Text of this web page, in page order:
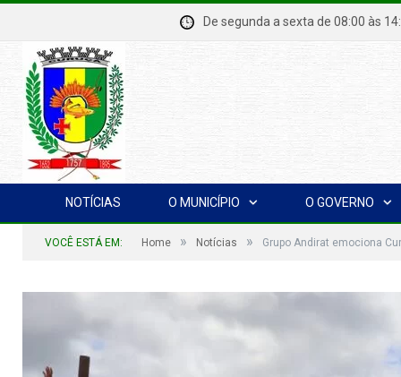
De segunda a sexta de 08:00
NOTÍCIAS O MUNICÍPIO O GOVERNO
VOCÊ ESTÁ EM: Home » Notícias » Grupo Andirat emociona